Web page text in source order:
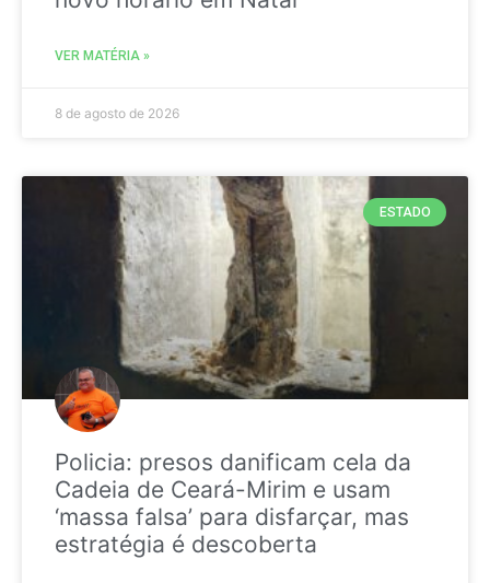
VER MATÉRIA »
8 de agosto de 2026
ESTADO
Policia: presos danificam cela da
Cadeia de Ceará-Mirim e usam
‘massa falsa’ para disfarçar, mas
estratégia é descoberta